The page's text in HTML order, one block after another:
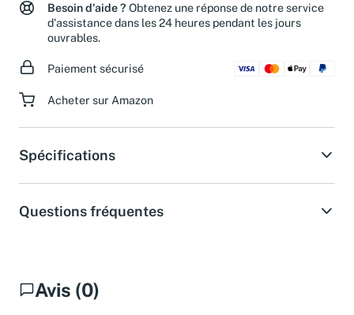
Besoin d'aide ? Obtenez une réponse de notre service
d'assistance dans les 24 heures pendant les jours
ouvrables.
Paiement sécurisé
Acheter sur Amazon
Spécifications
Questions fréquentes
Avis (0)